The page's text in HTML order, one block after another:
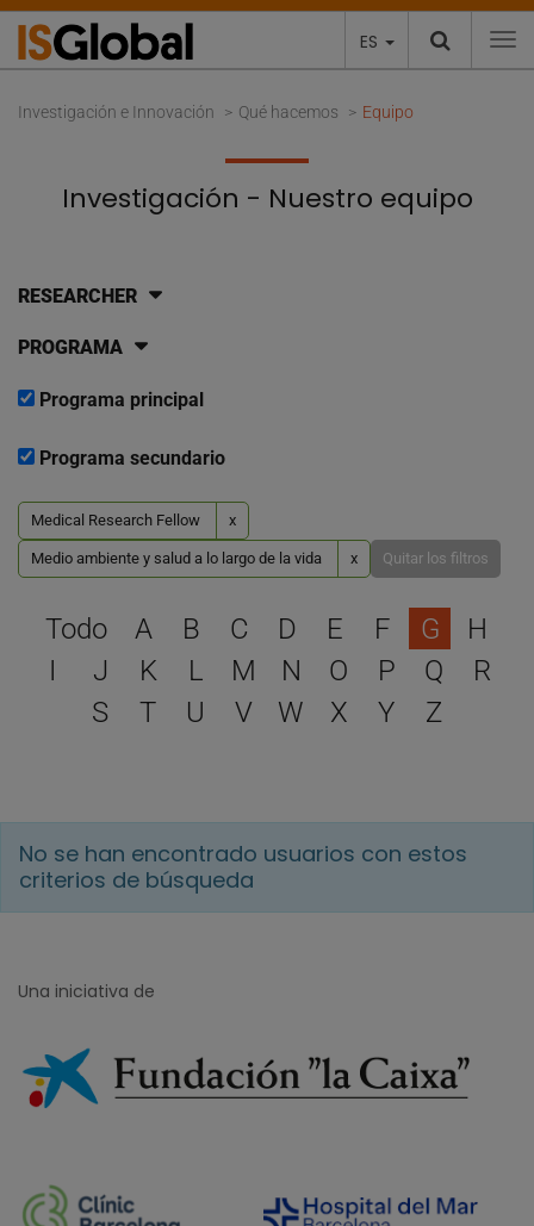
ES
Investigación e Innovación Qué hacemos Equipo
Investigación - Nuestro equipo
RESEARCHER
PROGRAMA
Programa principal
Programa secundario
Medical Research Fellow x
Medio ambiente y salud a lo largo de la vida x Quitar los filtros
Selecciona una letra
Todo A B C D E F G
H
I
J K L M N O P Q
R
S
T U V W X Y Z
No se han encontrado usuarios con estos
criterios de búsqueda
Una iniciativa de